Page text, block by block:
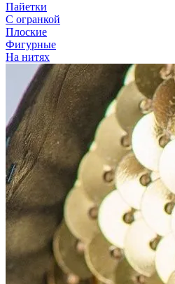
Пайетки
С огранкой
Плоские
Фигурные
На нитях